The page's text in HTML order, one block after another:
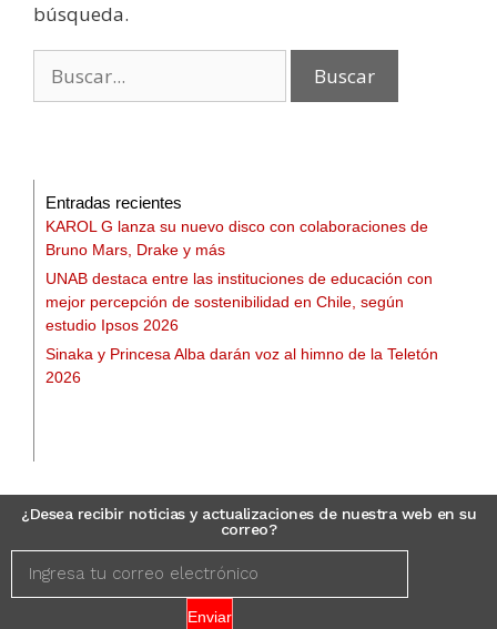
búsqueda.
Entradas recientes
KAROL G lanza su nuevo disco con colaboraciones de
Bruno Mars, Drake y más
UNAB destaca entre las instituciones de educación con
mejor percepción de sostenibilidad en Chile, según
estudio Ipsos 2026
Sinaka y Princesa Alba darán voz al himno de la Teletón
2026
¿Desea recibir noticias y actualizaciones de nuestra web en su
correo?
Enviar